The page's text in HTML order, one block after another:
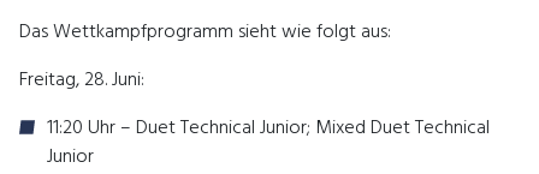
Das Wettkampfprogramm sieht wie folgt aus:
Freitag, 28. Juni:
11:20 Uhr – Duet Technical Junior; Mixed Duet Technical
Junior